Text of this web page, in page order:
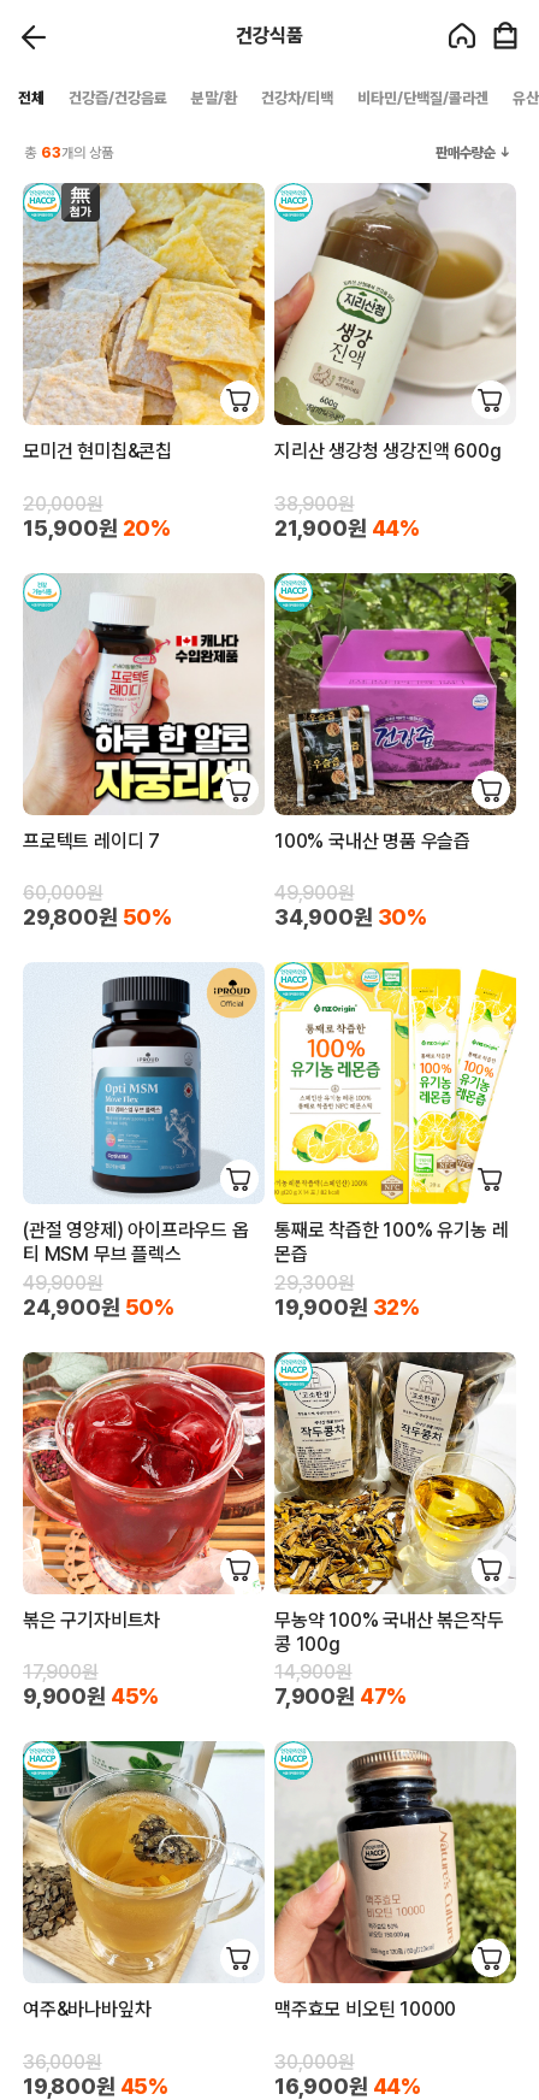
건강식품
전체 건강즙/건강음료 분말/환 건강차/티백 비타민/단백질/콜라겐 유
총 63개의 상품 판매수량순
모미건 현미칩&콘칩
20,000원
15,900원 20%
지리산 생강청 생강진액 600g
38,900원
21,900원 44%
프로텍트 레이디 7
60,000원
29,800원 50%
100% 국내산 명품 우슬즙
49,900원
34,900원 30%
(관절 영양제) 아이프라우드 옵
티 MSM 무브 플렉스
49,900원
24,900원 50%
통째로 착즙한 100% 유기농 레
몬즙
29,300원
19,900원 32%
볶은 구기자비트차
17,900원
9,900원 45%
무농약 100% 국내산 볶은작두
콩 100g
14,900원
7,900원 47%
여주&바나바잎차
36,000원
19,800원 45%
맥주효모 비오틴 10000
30,000원
16,900원 44%